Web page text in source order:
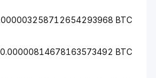
BTC
0.00000814678163573492 BTC